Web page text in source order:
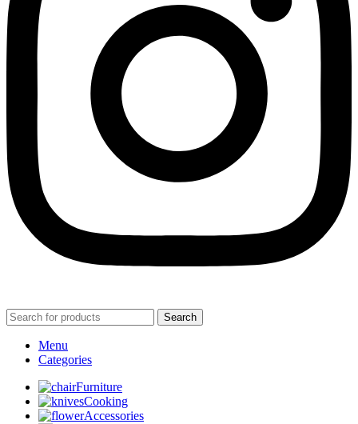
Search
Menu
Categories
Furniture
Cooking
Accessories